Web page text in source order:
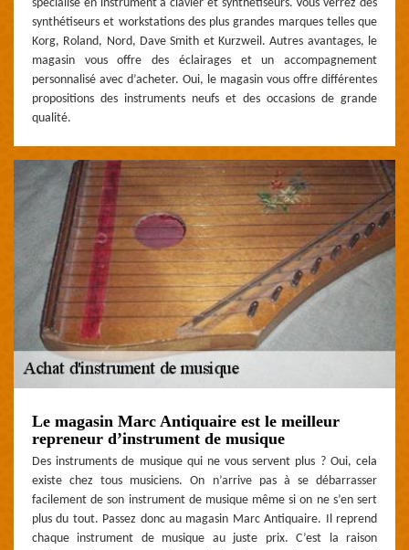
spécialisé en instrument à clavier et synthétiseurs. Vous verrez des
synthétiseurs et workstations des plus grandes marques telles que
Korg, Roland, Nord, Dave Smith et Kurzweil. Autres avantages, le
magasin vous offre des éclairages et un accompagnement
personnalisé avec d’acheter. Oui, le magasin vous offre différentes
propositions des instruments neufs et des occasions de grande
qualité.
Le magasin Marc Antiquaire est le meilleur
repreneur d’instrument de musique
Des instruments de musique qui ne vous servent plus ? Oui, cela
existe chez tous musiciens. On n’arrive pas à se débarrasser
facilement de son instrument de musique même si on ne s’en sert
plus du tout. Passez donc au magasin Marc Antiquaire. Il reprend
chaque instrument de musique au juste prix. C’est la raison